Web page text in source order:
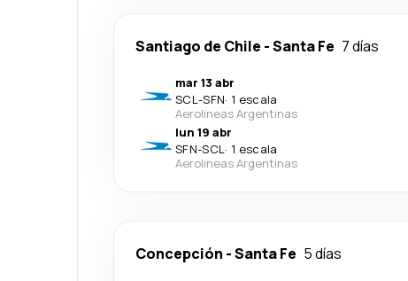
Santiago de Chile -Santa Fe 7 días
mar 13 abr
SCL-SFN· 1 escala
Aerolineas Argentinas
lun 19 abr
SFN-SCL· 1 escala
Aerolineas Argentinas
Concepción -Santa Fe 5 días